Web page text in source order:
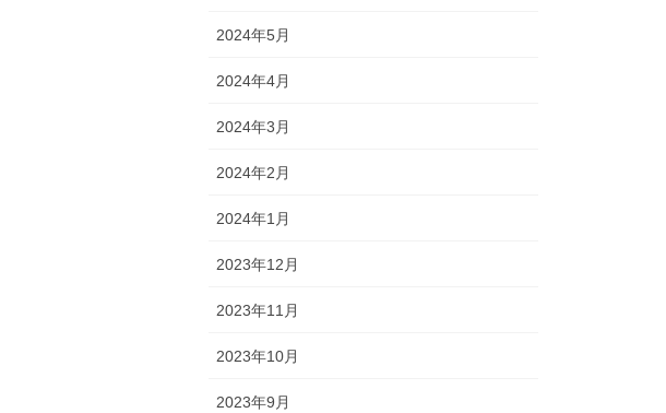
2024年5月
2024年4月
2024年3月
2024年2月
2024年1月
2023年12月
2023年11月
2023年10月
2023年9月